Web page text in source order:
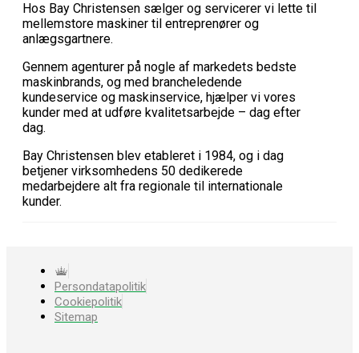
Hos Bay Christensen sælger og servicerer vi lette til
mellemstore maskiner til entreprenører og
anlægsgartnere.
Gennem agenturer på nogle af markedets bedste
maskinbrands, og med brancheledende
kundeservice og maskinservice, hjælper vi vores
kunder med at udføre kvalitetsarbejde – dag efter
dag.
Bay Christensen blev etableret i 1984, og i dag
betjener virksomhedens 50 dedikerede
medarbejdere alt fra regionale til internationale
kunder.
Persondatapolitik
Cookiepolitik
Sitemap